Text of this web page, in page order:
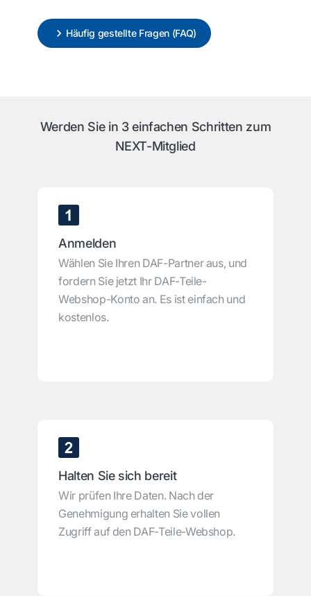
Häufig gestellte Fragen (FAQ)
Werden Sie in 3 einfachen Schritten zum
NEXT-Mitglied
Anmelden
Wählen Sie Ihren DAF-Partner aus, und
fordern Sie jetzt Ihr DAF-Teile-
Webshop-Konto an. Es ist einfach und
kostenlos.
Halten Sie sich bereit
Wir prüfen Ihre Daten. Nach der
Genehmigung erhalten Sie vollen
Zugriff auf den DAF-Teile-Webshop.